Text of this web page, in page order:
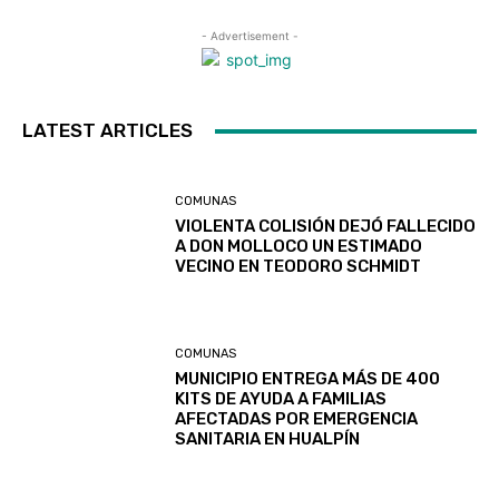
- Advertisement -
LATEST ARTICLES
COMUNAS
VIOLENTA COLISIÓN DEJÓ FALLECIDO
A DON MOLLOCO UN ESTIMADO
VECINO EN TEODORO SCHMIDT
COMUNAS
MUNICIPIO ENTREGA MÁS DE 400
KITS DE AYUDA A FAMILIAS
AFECTADAS POR EMERGENCIA
SANITARIA EN HUALPÍN